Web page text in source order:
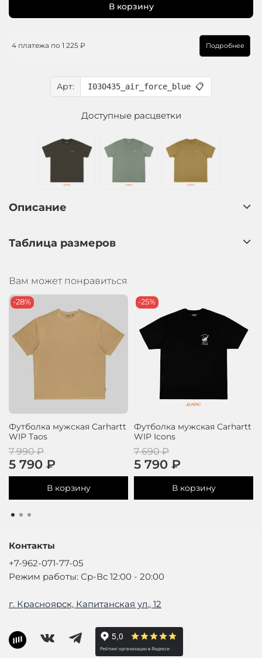
Арт: I030435_air_force_blue 📋
В корзину
4 платежа по 1 225 ₽ Подробнее
Доступные расцветки
Описание
Таблица размеров
Вам может понравиться
-28%
Футболка мужская Carhartt
WIP Taos
7 990 ₽
5 790 ₽
В корзину
-25%
Футболка мужская Carhartt
WIP Icons
7 690 ₽
5 790 ₽
В корзину
Контакты
+7-962-071-77-05
Режим работы: Ср-Вс 12:00 - 20:00
г. Красноярск, Капитанская ул., 12